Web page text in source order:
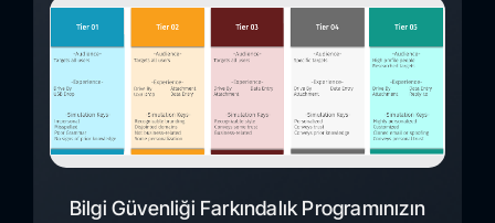
Bilgi Güvenliği Farkındalık Programınızın